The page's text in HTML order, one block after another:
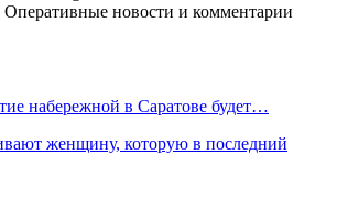
Оперативные новости и комментарии
набережной в Саратове будет…
женщину, которую в последний